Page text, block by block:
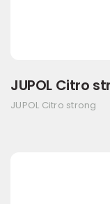
JUPOL Citro
JUPOL Citro strong